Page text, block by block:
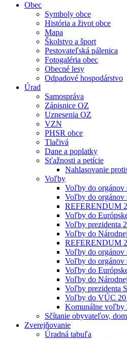
Obec
Symboly obce
História a život obce
Mapa
Školstvo a šport
Pestovateľská pálenica
Fotogaléria obec
Obecné lesy
Odpadové hospodárstvo
Úrad
Samospráva
Zápisnice OZ
Uznesenia OZ
VZN
PHSR obce
Tlačivá
Dane a poplatky
Sťažnosti a petície
Nahlasovanie
Voľby
Voľby do orgánov
Voľby do orgánov
REFERENDUM
Voľby do
Voľby prezidenta
Voľby do
REFERENDUM
Voľby do orgánov
Voľby do orgánov
Voľby do
Voľby do
Voľby prezidenta
Voľby do VÚC
Komunálne voľby
Sčítanie obyvateľov,
Zverejňovanie
Úradná tabuľa